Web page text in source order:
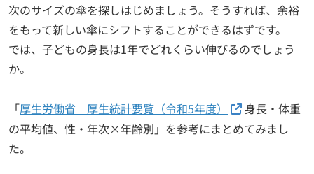
次のサイズの傘を探しはじめましょう。そうすれば、余裕
をもって新しい傘にシフトすることができるはずです。
では、子どもの身長は1年でどれくらい伸びるのでしょう
か。
「厚生労働省 厚生統計要覧（令和5年度）
身長・体重
の平均値、性・年次×年齢別」を参考にまとめてみまし
た。